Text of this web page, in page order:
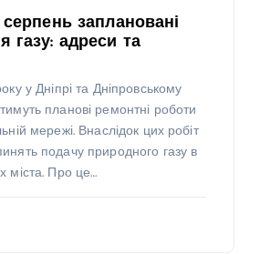
заплановані
газу: адреси та
у Дніпрі та Дніпровському
планові ремонтні роботи
мережі. Внаслідок цих робіт
подачу природного газу в
міста. Про це…